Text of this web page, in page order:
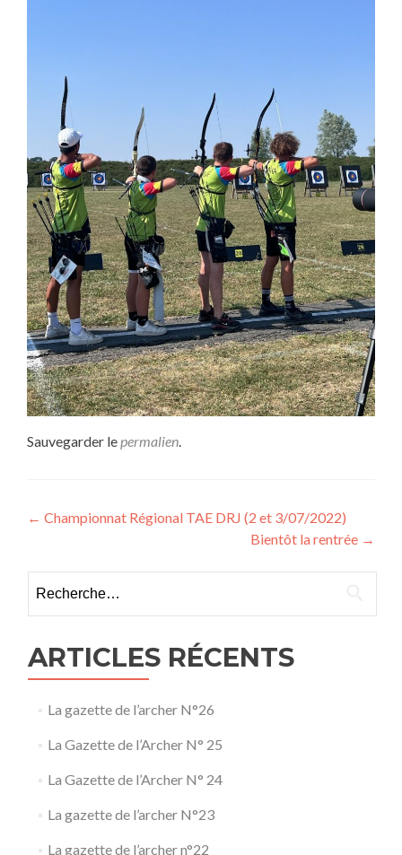
Sauvegarder le permalien
Navigation de l’article
← Championnat Régional TAE DRJ (2 et 3/07/2022)
Bientôt la rentrée →
ARTICLES RÉCENTS
La gazette de l’archer N°26
La Gazette de l’Archer N° 25
La Gazette de l’Archer N° 24
La gazette de l’archer N°23
La gazette de l’archer n°22